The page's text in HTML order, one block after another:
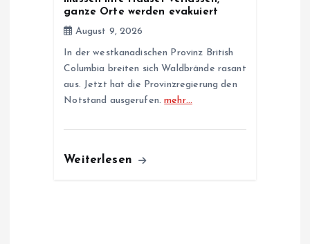
ganze Orte werden evakuiert
August 9, 2026
In der westkanadischen Provinz British
Columbia breiten sich Waldbrände rasant
aus. Jetzt hat die Provinzregierung den
Notstand ausgerufen.mehr…
Weiterlesen